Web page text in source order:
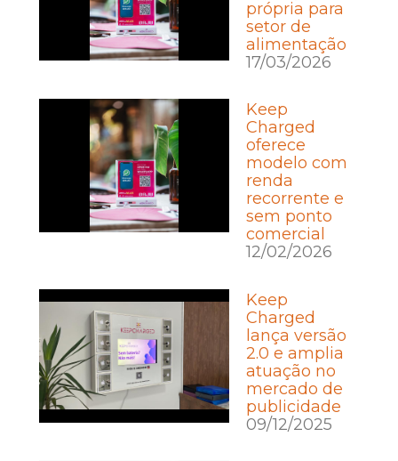
própria para
setor de
alimentação
17/03/2026
Keep
Charged
oferece
modelo com
renda
recorrente e
sem ponto
comercial
12/02/2026
Keep
Charged
lança versão
2.0 e amplia
atuação no
mercado de
publicidade
09/12/2025